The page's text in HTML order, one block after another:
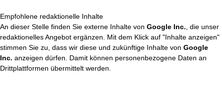
Empfohlene redaktionelle Inhalte
An dieser Stelle finden Sie externe Inhalte von Google Inc. , die unser
redaktionelles Angebot ergänzen. Mit dem Klick auf "Inhalte anzeigen"
stimmen Sie zu, dass wir diese und zukünftige Inhalte von Google
Inc. anzeigen dürfen. Damit können personenbezogene Daten an
Drittplattformen übermittelt werden.